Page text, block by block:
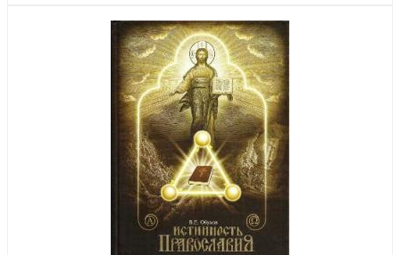
Канон за болящего (карманный формат 7Х10 см, Ст. Петергоф,
2026)